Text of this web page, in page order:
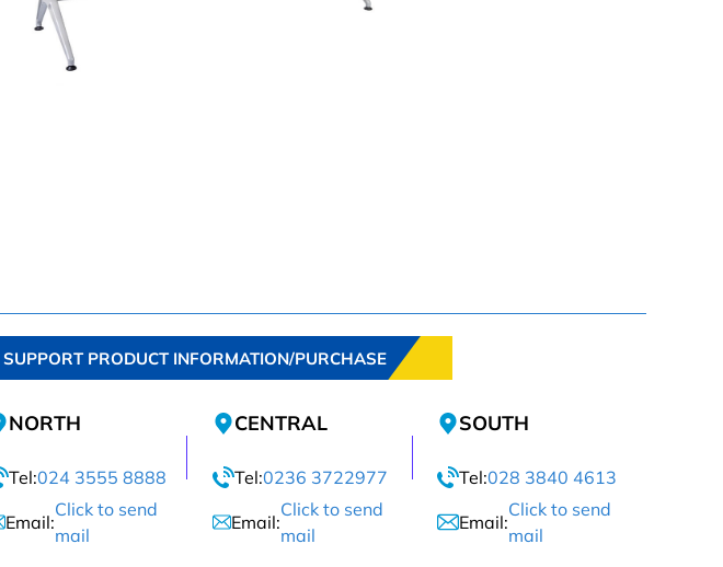
SUPPORT PRODUCT INFORMATION/PURCHASE
NORTH
Tel:024 3555 8888
Email:
Click to send
mail
CENTRAL
Tel:0236 3722977
Email:
Click to send
mail
SOUTH
Tel:028 3840 4613
Email:
Click to send
mail